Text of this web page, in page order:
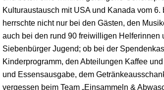
Kulturaustausch mit USA und Kanada vom 6.
herrschte nicht nur bei den Gästen, den
auch bei den rund 90 freiwilligen Helferinnen
Siebenbürger Jugend; ob bei der
Kinderprogramm, den Abteilungen Kaffee
und Essensausgabe, dem
vergessen beim Team „Einsammeln &